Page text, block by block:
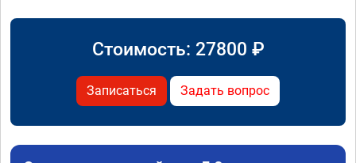
Стоимость: 27800 ₽
Записаться Задать вопрос